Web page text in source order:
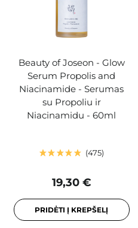
Beauty of Joseon - Glow
Serum Propolis and
Niacinamide - Serumas
su Propoliu ir
Niacinamidu - 60ml
475
19,30 €
PRIDĖTI Į KREPŠELĮ